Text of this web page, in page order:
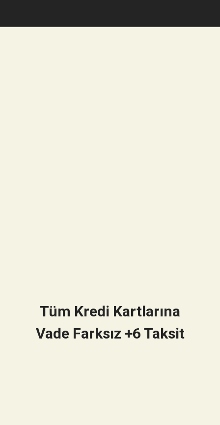
Tüm Kredi Kartlarına
Vade Farksız +6 Taksit